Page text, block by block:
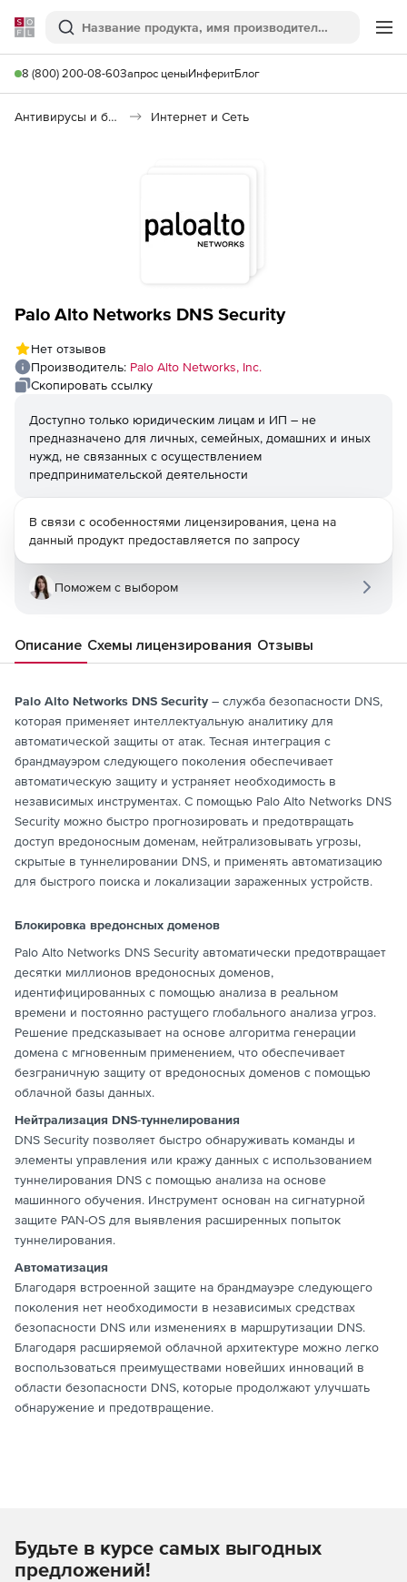
Softline
Поиск
8 (800) 200-08-60Запрос ценыИнферитБлог
Антивирусы и безопасность Интернет и Сеть
Palo Alto Networks DNS Security
Нет отзывов
Производитель: Palo Alto Networks, Inc.
Скопировать ссылку
Доступно только юридическим лицам и ИП – не
предназначено для личных, семейных, домашних и иных
нужд, не связанных с осуществлением
предпринимательской деятельности
В связи с особенностями лицензирования, цена на
данный продукт предоставляется по запросу
Поможем с выбором
Описание Схемы лицензирования Отзывы
Palo Alto Networks DNS Security – служба безопасности DNS,
которая применяет интеллектуальную аналитику для
автоматической защиты от атак. Тесная интеграция с
брандмауэром следующего поколения обеспечивает
автоматическую защиту и устраняет необходимость в
независимых инструментах. С помощью Palo Alto Networks DNS
Security можно быстро прогнозировать и предотвращать
доступ вредоносным доменам, нейтрализовывать угрозы,
скрытые в туннелировании DNS, и применять автоматизацию
для быстрого поиска и локализации зараженных устройств.
Блокировка вредонсных доменов
Palo Alto Networks DNS Security автоматически предотвращает
десятки миллионов вредоносных доменов,
идентифицированных с помощью анализа в реальном
времени и постоянно растущего глобального анализа угроз.
Решение предсказывает на основе алгоритма генерации
домена с мгновенным применением, что обеспечивает
безграничную защиту от вредоносных доменов с помощью
облачной базы данных.
Нейтрализация DNS-туннелирования
DNS Security позволяет быстро обнаруживать команды и
элементы управления или кражу данных с использованием
туннелирования DNS с помощью анализа на основе
машинного обучения. Инструмент основан на сигнатурной
защите PAN-OS для выявления расширенных попыток
туннелирования.
Автоматизация
Благодаря встроенной защите на брандмауэре следующего
поколения нет необходимости в независимых средствах
безопасности DNS или изменениях в маршрутизации DNS.
Благодаря расширяемой облачной архитектуре можно легко
воспользоваться преимуществами новейших инноваций в
области безопасности DNS, которые продолжают улучшать
обнаружение и предотвращение.
Будьте в курсе самых выгодных
предложений!